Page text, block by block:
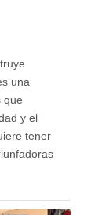
una
que
y el
tener